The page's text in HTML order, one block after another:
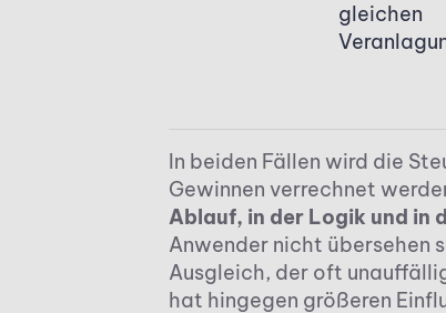
gleichen
In beiden Fällen wird die
Gewinnen verrechnet
Ablauf, in der Logik und in
Anwender nicht übersehen
Ausgleich, der oft
hat hingegen größeren